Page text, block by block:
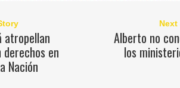
atropellan
en
Nación
Alberto no
los